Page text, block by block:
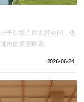
予以极大的发挥空间，也
市的紧密联系。
2026-06-24